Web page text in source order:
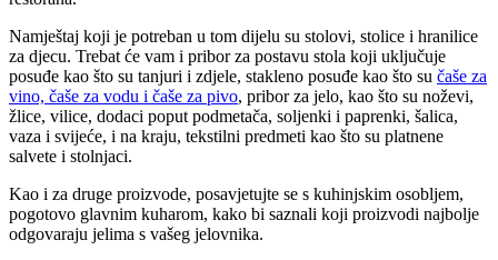
Namještaj koji je potreban u tom dijelu su stolovi, stolice i hranilice
za djecu. Trebat će vam i pribor za postavu stola koji uključuje
posuđe kao što su tanjuri i zdjele, stakleno posuđe kao što su čaše za
vino, čaše za vodu i čaše za pivo, pribor za jelo, kao što su noževi,
žlice, vilice, dodaci poput podmetača, soljenki i paprenki, šalica,
vaza i svijeće, i na kraju, tekstilni predmeti kao što su platnene
salvete i stolnjaci.
Kao i za druge proizvode, posavjetujte se s kuhinjskim osobljem,
pogotovo glavnim kuharom, kako bi saznali koji proizvodi najbolje
odgovaraju jelima s vašeg jelovnika.